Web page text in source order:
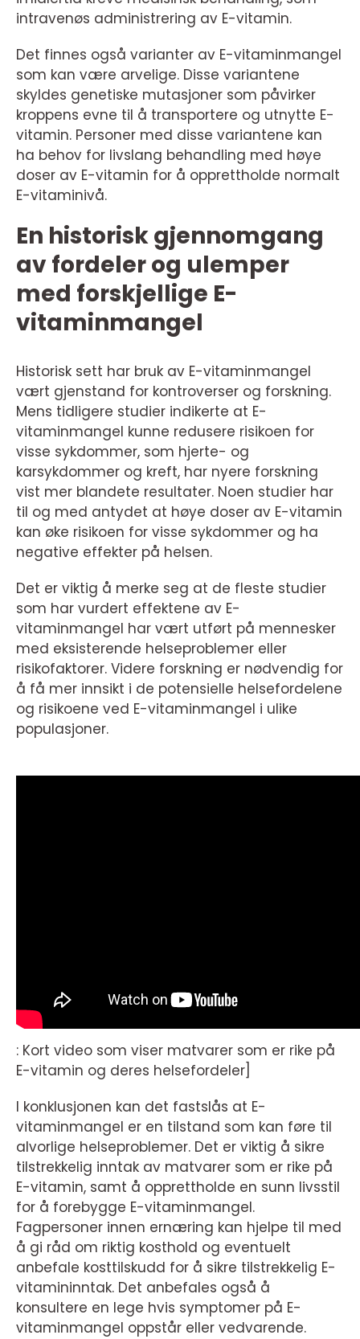
intravenøs administrering av E-vitamin.
Det finnes også varianter av E-vitaminmangel
som kan være arvelige. Disse variantene
skyldes genetiske mutasjoner som påvirker
kroppens evne til å transportere og utnytte E-
vitamin. Personer med disse variantene kan
ha behov for livslang behandling med høye
doser av E-vitamin for å opprettholde normalt
E-vitaminivå.
En historisk gjennomgang
av fordeler og ulemper
med forskjellige E-
vitaminmangel
Historisk sett har bruk av E-vitaminmangel
vært gjenstand for kontroverser og forskning.
Mens tidligere studier indikerte at E-
vitaminmangel kunne redusere risikoen for
visse sykdommer, som hjerte- og
karsykdommer og kreft, har nyere forskning
vist mer blandete resultater. Noen studier har
til og med antydet at høye doser av E-vitamin
kan øke risikoen for visse sykdommer og ha
negative effekter på helsen.
Det er viktig å merke seg at de fleste studier
som har vurdert effektene av E-
vitaminmangel har vært utført på mennesker
med eksisterende helseproblemer eller
risikofaktorer. Videre forskning er nødvendig for
å få mer innsikt i de potensielle helsefordelene
og risikoene ved E-vitaminmangel i ulike
populasjoner.
: Kort video som viser matvarer som er rike på
E-vitamin og deres helsefordeler]
I konklusjonen kan det fastslås at E-
vitaminmangel er en tilstand som kan føre til
alvorlige helseproblemer. Det er viktig å sikre
tilstrekkelig inntak av matvarer som er rike på
E-vitamin, samt å opprettholde en sunn livsstil
for å forebygge E-vitaminmangel.
Fagpersoner innen ernæring kan hjelpe til med
å gi råd om riktig kosthold og eventuelt
anbefale kosttilskudd for å sikre tilstrekkelig E-
vitamininntak. Det anbefales også å
konsultere en lege hvis symptomer på E-
vitaminmangel oppstår eller vedvarende.